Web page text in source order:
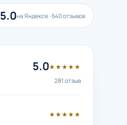
5.0на Яндексе · 640 отзывов
5.0★★★★★
281 отзыв
★★★★★